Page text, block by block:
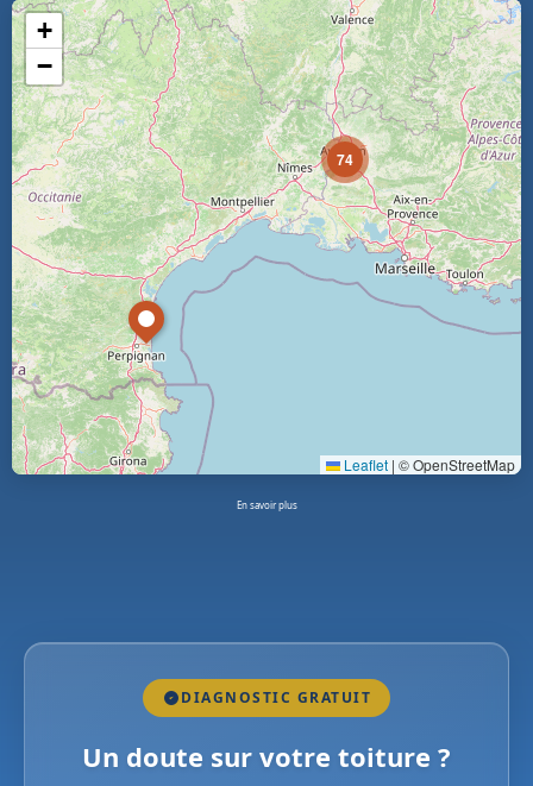
74
+
−
Leaflet | © OpenStreetMap
En savoir plus
DIAGNOSTIC GRATUIT
Un doute sur votre toiture ?